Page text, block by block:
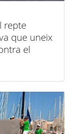
repte
que uneix
el